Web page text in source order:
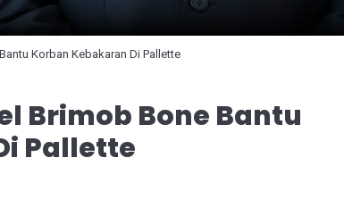
Korban Kebakaran Di Pallette
Brimob Bone Bantu
Pallette